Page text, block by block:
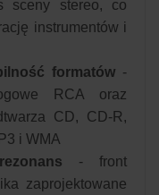
sceny stereo, co
instrumentów i
formatów-
RCA oraz
CD, CD-R,
i WMA
- front
zaprojektowane